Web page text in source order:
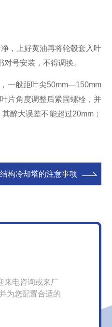
，上好黄油再将轮毂套入叶
号安装，不得调换。
一般距叶尖50mm—150mm
片角度调整后紧固螺栓，并
醉大误差不能超过20mm；
构冷却塔的注意事项
来电咨询或来厂
为您配置合适的